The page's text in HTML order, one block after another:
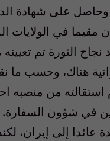
وحاصل على شهادة
مقيما في الولايات
نجاح الثورة تم
هناك، وحسب ما
استقالته من منصبه
في شؤون السفارة.
عائدا إلى إيران،